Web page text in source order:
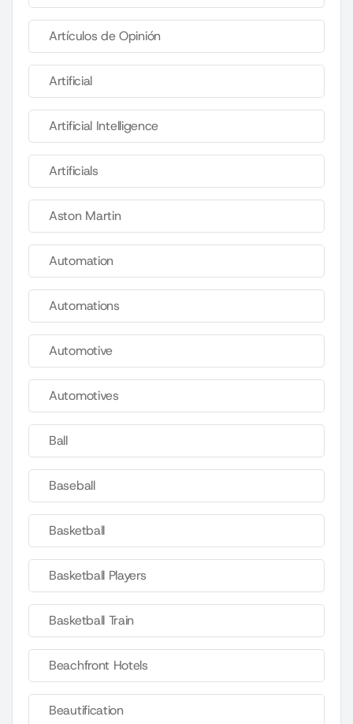
Artículos de Opinión
Artificial
Artificial Intelligence
Artificials
Aston Martin
Automation
Automations
Automotive
Automotives
Ball
Baseball
Basketball
Basketball Players
Basketball Train
Beachfront Hotels
Beautification